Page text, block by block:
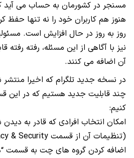
مسنجر در کشورمان به حساب می آید
هنوز هم کاربران خود را نه تنها حفظ
روز به روز در حال افزایش است.
نیز با آگاهی از این مسئله، رفته رفته
آن اضافه می کنند.
در نسخه جدید تلگرام که اخیرا
چند قابلیت جدید هستیم که در این
کنیم:
امکان انتخاب افرادی که قادر به
(تنظیمات آن از قسمت Privacy & Security اعمال می شود)
اضافه کردن گروه های چت به قسمت